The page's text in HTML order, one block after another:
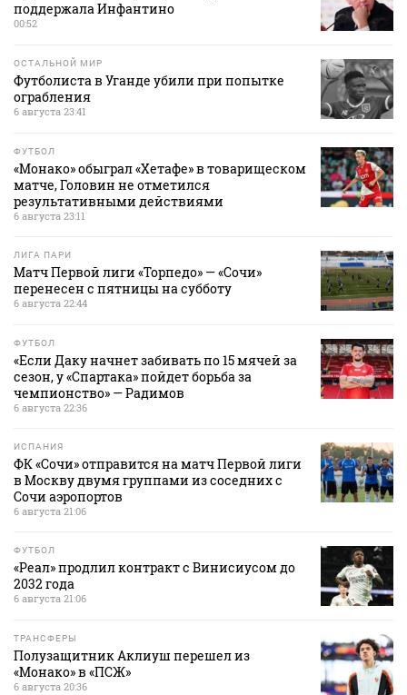
поддержала Инфантино
00:52
ОСТАЛЬНОЙ МИР
Футболиста в Уганде убили при попытке
ограбления
6 августа 23:41
ФУТБОЛ
«Монако» обыграл «Хетафе» в товарищеском
матче, Головин не отметился
результативными действиями
6 августа 23:11
ЛИГА ПАРИ
Матч Первой лиги «Торпедо» — «Сочи»
перенесен с пятницы на субботу
6 августа 22:44
ФУТБОЛ
«Если Даку начнет забивать по 15 мячей за
сезон, у «Спартака» пойдет борьба за
чемпионство» — Радимов
6 августа 22:36
ИСПАНИЯ
ФК «Сочи» отправится на матч Первой лиги
в Москву двумя группами из соседних с
Сочи аэропортов
6 августа 21:06
ФУТБОЛ
«Реал» продлил контракт с Винисиусом до
2032 года
6 августа 21:06
ТРАНСФЕРЫ
Полузащитник Аклиуш перешел из
«Монако» в «ПСЖ»
6 августа 20:36